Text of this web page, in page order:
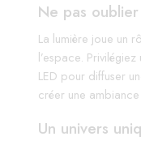
Ne pas
La lumière joue un
l’espace. Privilégiez
LED pour diffuser
créer une
Un univers